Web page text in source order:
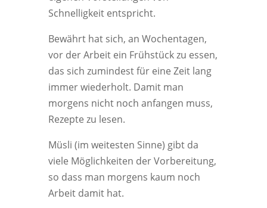
Schnelligkeit entspricht.
Bewährt hat sich, an Wochentagen,
vor der Arbeit ein Frühstück zu essen,
das sich zumindest für eine Zeit lang
immer wiederholt. Damit man
morgens nicht noch anfangen muss,
Rezepte zu lesen.
Müsli (im weitesten Sinne) gibt da
viele Möglichkeiten der Vorbereitung,
so dass man morgens kaum noch
Arbeit damit hat.